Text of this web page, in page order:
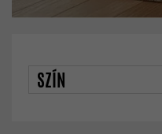
SZÍN